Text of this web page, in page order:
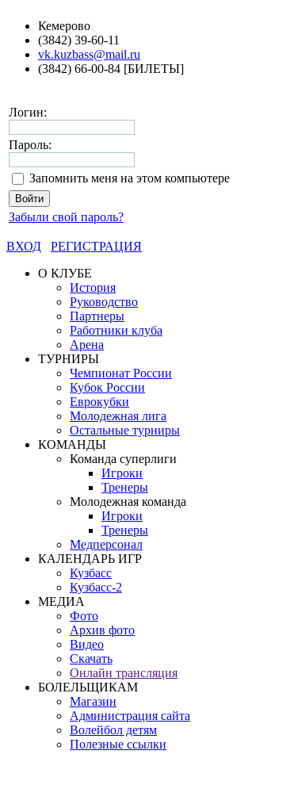
Кемерово
(3842) 39-60-11
vk.kuzbass@mail.ru
(3842) 66-00-84 [БИЛЕТЫ]
Логин:
Пароль:
Запомнить меня на этом компьютере
Забыли свой пароль?
ВХОД
РЕГИСТРАЦИЯ
О КЛУБЕ
История
Руководство
Партнеры
Работники клуба
Арена
ТУРНИРЫ
Чемпионат России
Кубок России
Еврокубки
Молодежная лига
Остальные турниры
КОМАНДЫ
Команда суперлиги
Игроки
Тренеры
Молодежная команда
Игроки
Тренеры
Медперсонал
КАЛЕНДАРЬ ИГР
Кузбасс
Кузбасс-2
МЕДИА
Фото
Архив фото
Видео
Скачать
Онлайн трансляция
БОЛЕЛЬЩИКАМ
Магазин
Администрация сайта
Волейбол детям
Полезные ссылки